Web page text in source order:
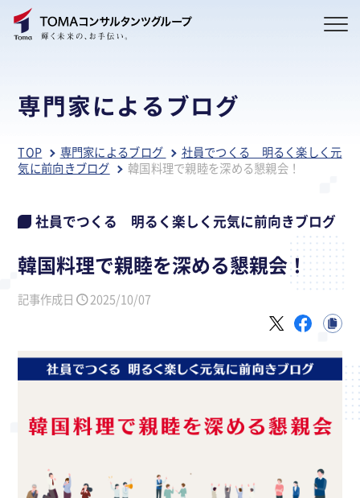
専門家によるブログ
TOP 専門家によるブログ
社員でつくる 明るく楽しく元
気に前向きブログ
韓国料理で親睦を深める懇親会！
社員でつくる 明るく楽しく元気に前向きブログ
韓国料理で親睦を深める懇親会！
記事作成日 2025/10/07